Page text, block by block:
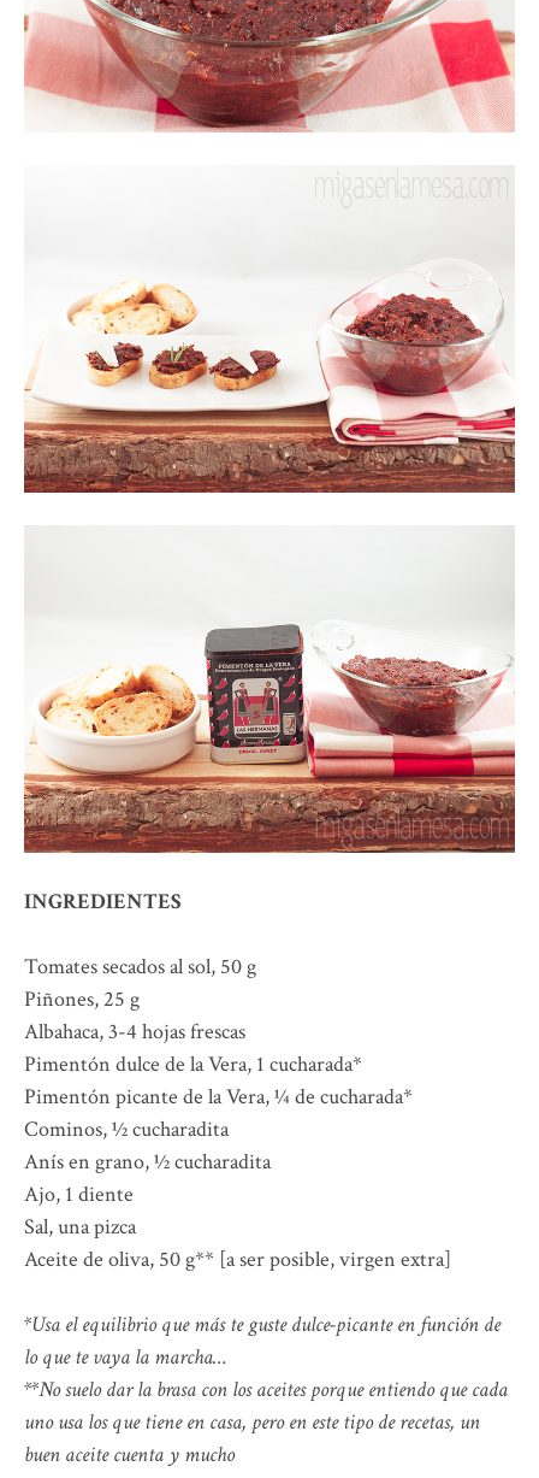
INGREDIENTES
Tomates secados al sol, 50 g
Piñones, 25 g
Albahaca, 3-4 hojas frescas
Pimentón dulce de la Vera, 1 cucharada*
Pimentón picante de la Vera, ¼ de cucharada*
Cominos, ½ cucharadita
Anís en grano, ½ cucharadita
Ajo, 1 diente
Sal, una pizca
Aceite de oliva, 50 g** [a ser posible, virgen extra]
*Usa el equilibrio que más te guste dulce-picante en función de
lo que te vaya la marcha…
**No suelo dar la brasa con los aceites porque entiendo que cada
uno usa los que tiene en casa, pero en este tipo de recetas, un
buen aceite cuenta y mucho